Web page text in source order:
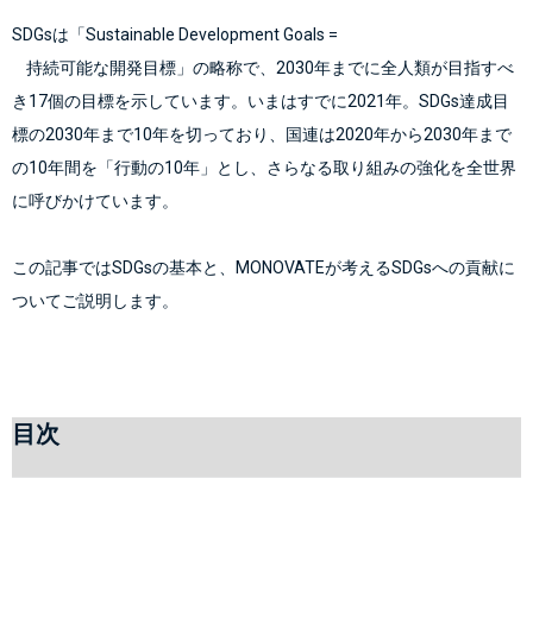
SDGsは「Sustainable Development Goals =
き17個の目標を示しています。いまはすでに2021年。SDGs達成目
標の2030年まで10年を切っており、国連は2020年から2030年まで
の10年間を「行動の10年」とし、さらなる取り組みの強化を全世界
この記事ではSDGsの基本と、MONOVATEが考えるSDGsへの貢献に
ついてご説明します。
目次